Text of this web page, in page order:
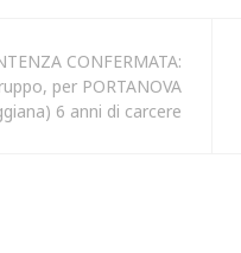
CONFERMATA:
per PORTANOVA
6 anni di carcere